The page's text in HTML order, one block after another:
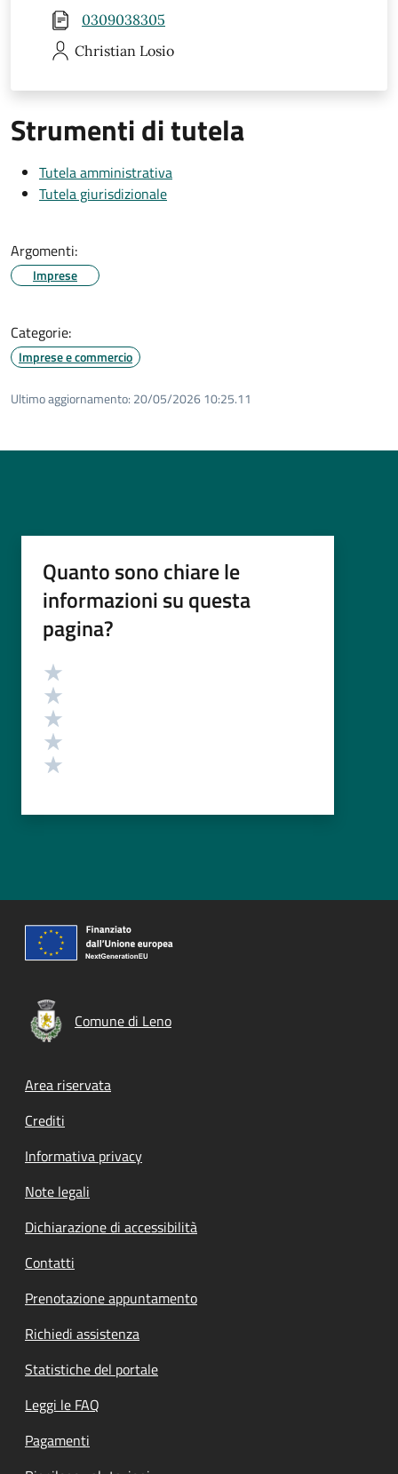
0309038305
Christian Losio
Strumenti di tutela
Tutela amministrativa
Tutela giurisdizionale
Argomenti:
Imprese
Categorie:
Imprese e commercio
Ultimo aggiornamento: 20/05/2026 10:25.11
Quanto sono chiare le
informazioni su questa
pagina?
Valutazione
Comune di Leno
Footer menu
Area riservata
Crediti
Informativa privacy
Note legali
Dichiarazione di accessibilità
Contatti
Prenotazione appuntamento
Richiedi assistenza
Statistiche del portale
Leggi le FAQ
Pagamenti